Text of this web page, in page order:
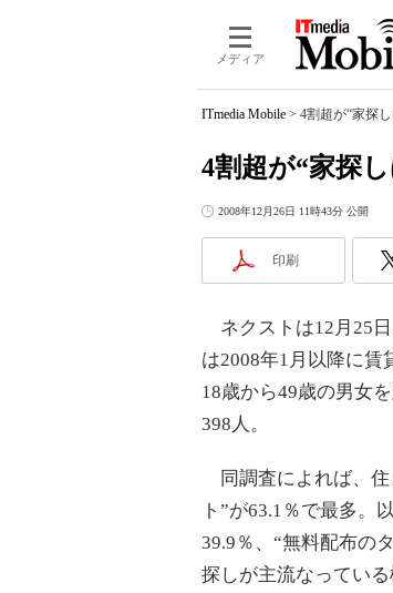
メディア
ITmedia Mobile > 4割超が“家探
4割超が“家探
2008年12月26日 11時43分 公開
印刷
ネクストは12月25
は2008年1月以降に
18歳から49歳の男女
398人。
同調査によれば、住
ト”が63.1％で最多。
39.9％、“無料配布の
探しが主流なってい